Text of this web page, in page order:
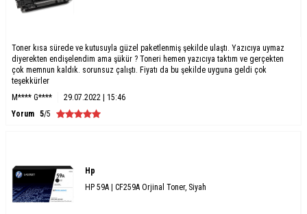
Toner kısa sürede ve kutusuyla güzel paketlenmiş şekilde ulaştı. Yazıcıya uymaz
diyerekten endişelendim ama şükür ? Toneri hemen yazıcıya taktım ve gerçekten
çok memnun kaldık. sorunsuz çalıştı. Fiyatı da bu şekilde uyguna geldi çok
teşekkürler
M**** G****
29.07.2022 | 15:46
Yorum 5/5
Hp
HP 59A | CF259A Orjinal Toner, Siyah